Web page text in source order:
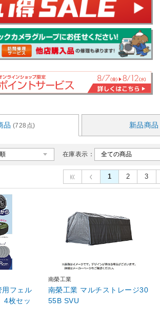
品 (728点) 新品商品
在庫表示：
1 2 3
フェル
枚セッ
南榮工業
南榮工業 マルチストレージ30
55B SVU